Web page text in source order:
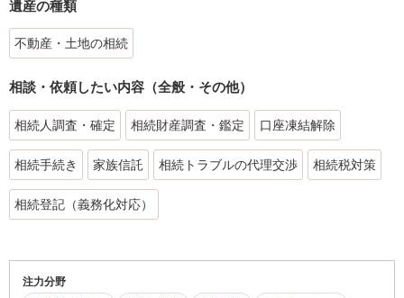
遺産の種類
不動産・土地の相続
相談・依頼したい内容（全般・その他）
相続人調査・確定 相続財産調査・鑑定 口座凍結解除
相続手続き 家族信託 相続トラブルの代理交渉 相続税対策
相続登記（義務化対応）
注力分野